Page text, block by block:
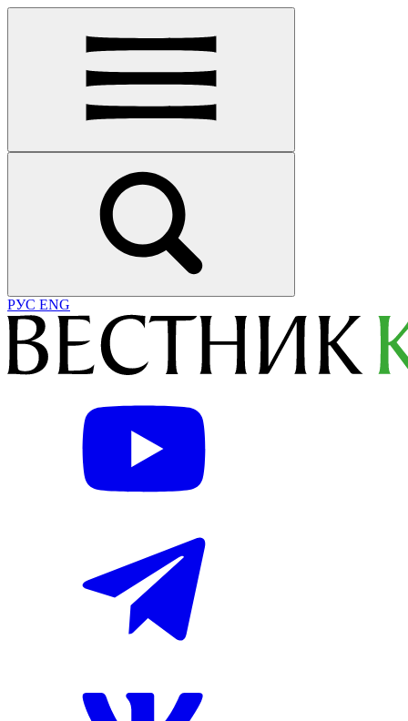
РУС ENG